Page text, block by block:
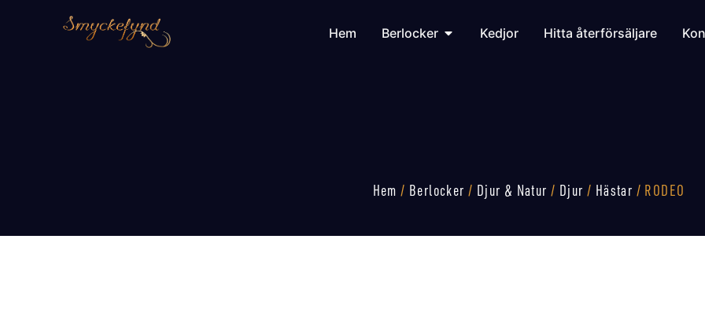
Hem Berlocker Kedjor Hitta återförsäljare
Hem / Berlocker / Djur & Natur / Djur / Hästar / RODEO